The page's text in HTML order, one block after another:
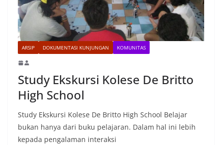
ARSIP DOKUMENTASI KUNJUNGAN KOMUNITAS
Study Ekskursi Kolese De Britto
High School
Study Ekskursi Kolese De Britto High School Belajar
bukan hanya dari buku pelajaran. Dalam hal ini lebih
kepada pengalaman interaksi